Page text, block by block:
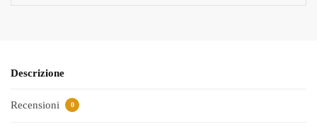
Descrizione
Recensioni 0